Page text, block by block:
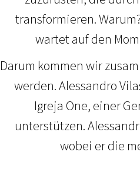
transformieren.
wartet auf den
Darum kommen wir
werden. Alessandro
Igreja One, einer
unterstützen.
wobei er die